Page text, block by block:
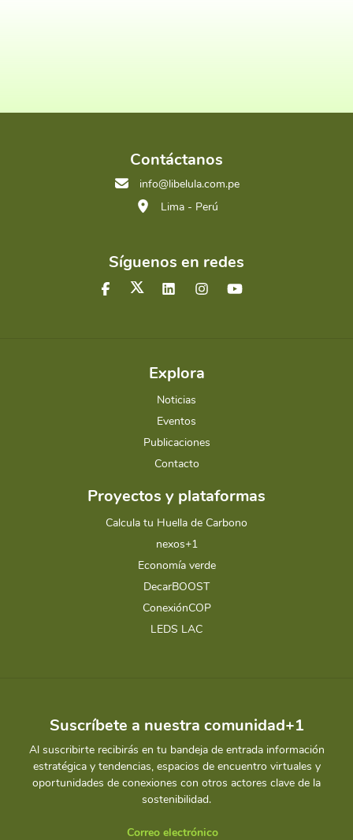
Contáctanos
info@libelula.com.pe
Lima - Perú
Síguenos en redes
Explora
Noticias
Eventos
Publicaciones
Contacto
Proyectos y plataformas
Calcula tu Huella de Carbono
nexos+1
Economía verde
DecarBOOST
ConexiónCOP
LEDS LAC
Suscríbete a nuestra comunidad+1
Al suscribirte recibirás en tu bandeja de entrada información
estratégica y tendencias, espacios de encuentro virtuales y
oportunidades de conexiones con otros actores clave de la
sostenibilidad.
Correo electrónico